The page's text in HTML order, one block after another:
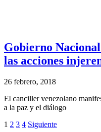
Gobierno
las acciones
26 febrero, 2018
El canciller venezolano
a la paz y el diálogo
1 2 3 4 Siguiente